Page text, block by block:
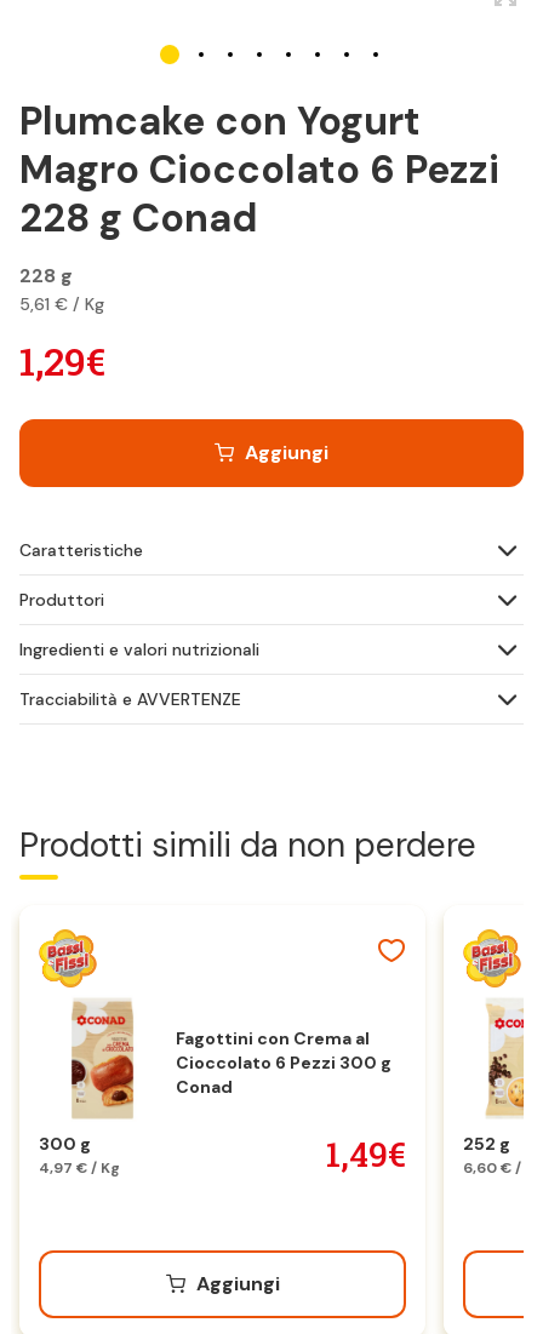
Plumcake con Yogurt
Magro Cioccolato 6 Pezzi
228 g Conad
228 g
5,61 € / Kg
1,29€
Aggiungi
Caratteristiche
Produttori
Ingredienti e valori nutrizionali
Tracciabilità e AVVERTENZE
Prodotti simili da non perdere
Fagottini con Crema al
Cioccolato 6 Pezzi 300 g
Conad
300 g
4,97 € / Kg 1,49€
Aggiungi
252 g
6,60 € /